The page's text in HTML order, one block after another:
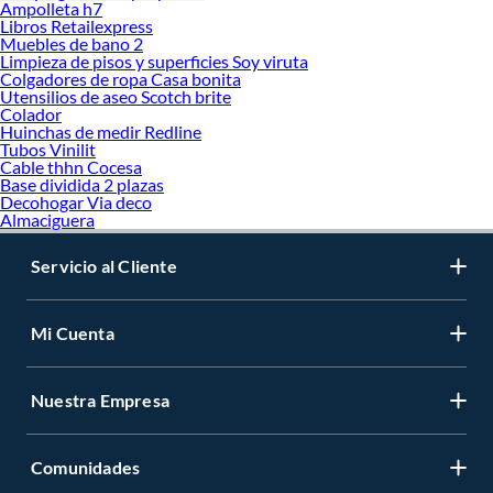
Ampolleta h7
Libros Retailexpress
Muebles de bano 2
Limpieza de pisos y superficies Soy viruta
Colgadores de ropa Casa bonita
Utensilios de aseo Scotch brite
Colador
Huinchas de medir Redline
Tubos Vinilit
Cable thhn Cocesa
Base dividida 2 plazas
Decohogar Via deco
Almaciguera
Servicio al Cliente
Mi Cuenta
Nuestra Empresa
Comunidades